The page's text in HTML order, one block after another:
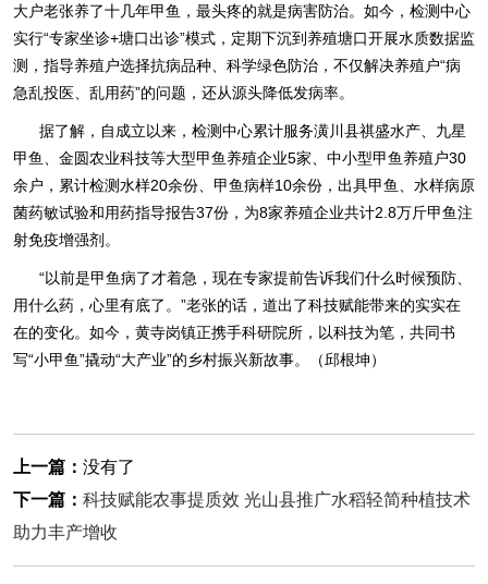
大户老张养了十几年甲鱼，最头疼的就是病害防治。如今，检测中心
实行“专家坐诊+塘口出诊”模式，定期下沉到养殖塘口开展水质数据监
测，指导养殖户选择抗病品种、科学绿色防治，不仅解决养殖户“病
急乱投医、乱用药”的问题，还从源头降低发病率。
据了解，自成立以来，检测中心累计服务潢川县祺盛水产、九星
甲鱼、金圆农业科技等大型甲鱼养殖企业5家、中小型甲鱼养殖户30
余户，累计检测水样20余份、甲鱼病样10余份，出具甲鱼、水样病原
菌药敏试验和用药指导报告37份，为8家养殖企业共计2.8万斤甲鱼注
射免疫增强剂。
“以前是甲鱼病了才着急，现在专家提前告诉我们什么时候预防、
用什么药，心里有底了。”老张的话，道出了科技赋能带来的实实在
在的变化。如今，黄寺岗镇正携手科研院所，以科技为笔，共同书
写“小甲鱼”撬动“大产业”的乡村振兴新故事。（邱根坤）
上一篇： 没有了
下一篇： 科技赋能农事提质效 光山县推广水稻轻简种植技术
助力丰产增收